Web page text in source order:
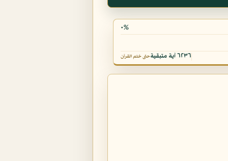
٠%
٦٢٣٦ آية متبقية حتى ختم القرآن